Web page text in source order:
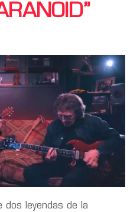
dos leyendas de la